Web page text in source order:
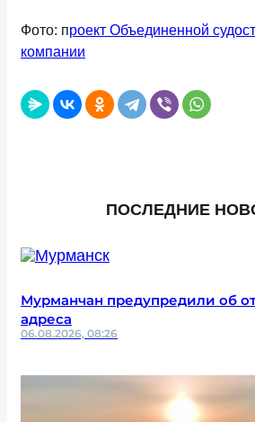
Фото: проект Объединенной
компании
ПОСЛЕДНИЕ
Мурманчан предупредили об
адреса
06.08.2026, 08:26